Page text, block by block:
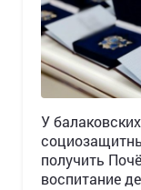
У
получить
воспитание